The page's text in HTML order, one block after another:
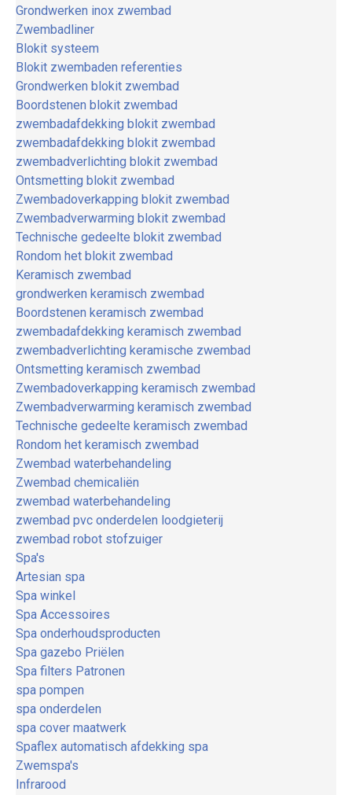
Grondwerken inox zwembad
Zwembadliner
Blokit systeem
Blokit zwembaden referenties
Grondwerken blokit zwembad
Boordstenen blokit zwembad
zwembadafdekking blokit zwembad
zwembadafdekking blokit zwembad
zwembadverlichting blokit zwembad
Ontsmetting blokit zwembad
Zwembadoverkapping blokit zwembad
Zwembadverwarming blokit zwembad
Technische gedeelte blokit zwembad
Rondom het blokit zwembad
Keramisch zwembad
grondwerken keramisch zwembad
Boordstenen keramisch zwembad
zwembadafdekking keramisch zwembad
zwembadverlichting keramische zwembad
Ontsmetting keramisch zwembad
Zwembadoverkapping keramisch zwembad
Zwembadverwarming keramisch zwembad
Technische gedeelte keramisch zwembad
Rondom het keramisch zwembad
Zwembad waterbehandeling
Zwembad chemicaliën
zwembad waterbehandeling
zwembad pvc onderdelen loodgieterij
zwembad robot stofzuiger
Spa's
Artesian spa
Spa winkel
Spa Accessoires
Spa onderhoudsproducten
Spa gazebo Priëlen
Spa filters Patronen
spa pompen
spa onderdelen
spa cover maatwerk
Spaflex automatisch afdekking spa
Zwemspa's
Infrarood